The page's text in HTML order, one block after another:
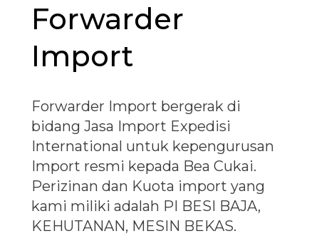
Forwarder
Import
Forwarder Import bergerak di
bidang Jasa Import Expedisi
International untuk kepengurusan
Import resmi kepada Bea Cukai.
Perizinan dan Kuota import yang
kami miliki adalah PI BESI BAJA,
KEHUTANAN, MESIN BEKAS.